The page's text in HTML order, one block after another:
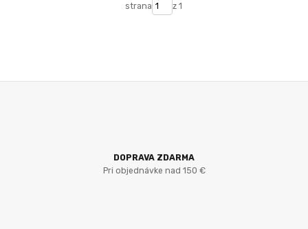
strana z 1
DOPRAVA ZDARMA
Pri objednávke nad 150 €